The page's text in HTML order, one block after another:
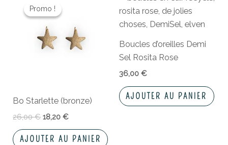
Promo !
Promo !
Bo Starlette (bronze)
26,00€
prix
initial
était :
26,00 €.
18,20€
est :
18,20 €.
AJOUTER AU PANIER
Boucles d’oreilles Demi
Sel Rosita Rose
36,00 €
AJOUTER AU PANIER